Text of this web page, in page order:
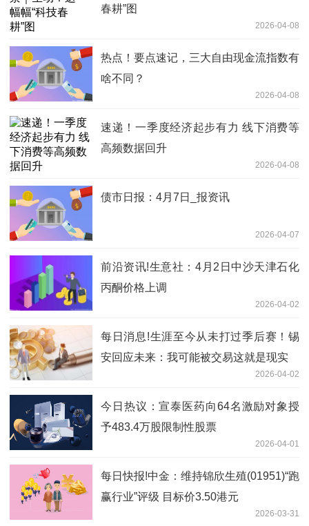
春耕”图
2026-04-08
热点！要点速记，三大自由现金流指数有
啥不同？
2026-04-08
速递！一季度经济起步有力 线下消费等
高频数据回升
2026-04-08
债市日报：4月7日_报资讯
2026-04-07
前沿资讯!生意社：4月2日中沙天津石化
丙酮价格上调
2026-04-02
每日消息!生涯至今从未打过季后赛！锡
安回应未来：我可能被交易这就是现实
2026-04-02
今日热议：宣泰医药向64名激励对象授
予483.4万股限制性股票
2026-04-01
每日快报!中金：维持锦欣生殖(01951)“跑
赢行业”评级 目标价3.50港元
2026-03-31